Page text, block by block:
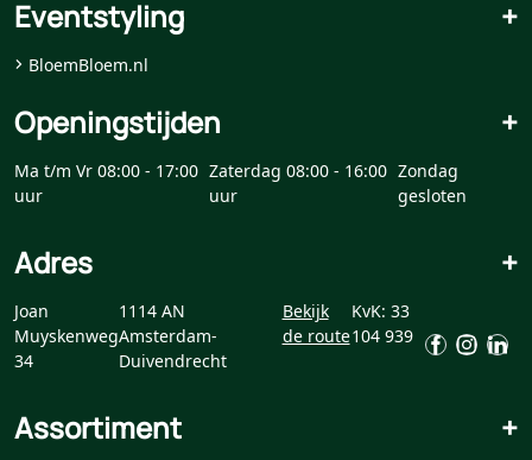
Eventstyling +
BloemBloem.nl
Openingstijden +
Ma t/m Vr 08:00 - 17:00
uur
Zaterdag 08:00 - 16:00
uur
Zondag
gesloten
Adres +
Joan
Muyskenweg
34
1114 AN
Amsterdam-
Duivendrecht
Bekijk
de route
KvK: 33
104 939
Assortiment +